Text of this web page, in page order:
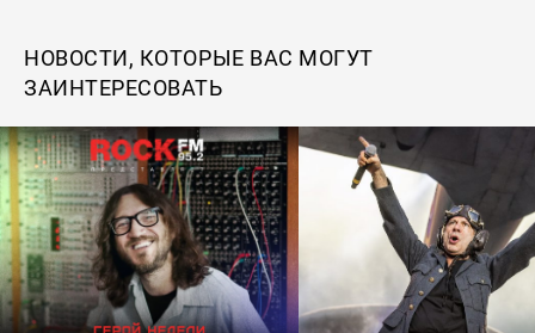
НОВОСТИ, КОТОРЫЕ ВАС МОГУТ
ЗАИНТЕРЕСОВАТЬ